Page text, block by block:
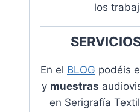
los
En el BLOG podéis
y muestras
en Serigrafía